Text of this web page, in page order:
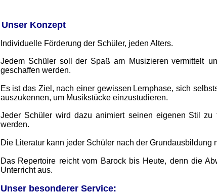
Unser Konzept
Individuelle Förderung der Schüler, jeden Alters.
Jedem Schüler soll der Spaß am Musizieren vermittelt
geschaffen werden.
Es ist das Ziel, nach einer gewissen Lernphase, sich
auszukennen, um Musikstücke einzustudieren.
Jeder Schüler wird dazu animiert seinen eigenen Stil zu
werden.
Die Literatur kann jeder Schüler nach der Grundausbildung
Das Repertoire reicht vom Barock bis Heute, denn die
Unterricht aus.
Unser besonderer Service: